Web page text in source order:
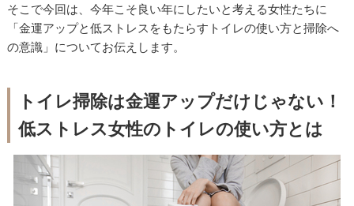
そこで今回は、今年こそ良い年にしたいと考える女性たちに
「金運アップと低ストレスをもたらすトイレの使い方と掃除へ
の意識」についてお伝えします。
トイレ掃除は金運アップだけじゃない！
低ストレス女性のトイレの使い方とは